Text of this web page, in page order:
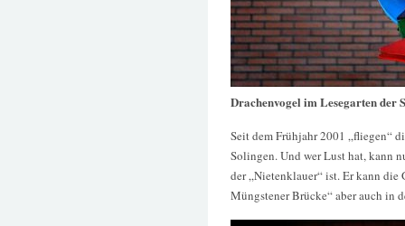
Drachenvogel im Lesegarten der
Seit dem Frühjahr 2001 „fliegen“
Solingen. Und wer Lust hat, kann
der „Nietenklauer“ ist. Er kann die
Müngstener Brücke“ aber auch in